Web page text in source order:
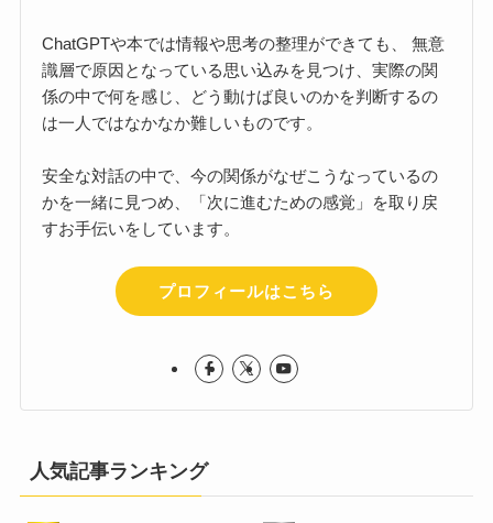
ChatGPTや本では情報や思考の整理ができても、 無意
識層で原因となっている思い込みを見つけ、実際の関
係の中で何を感じ、どう動けば良いのかを判断するの
は一人ではなかなか難しいものです。
安全な対話の中で、今の関係がなぜこうなっているの
かを一緒に見つめ、「次に進むための感覚」を取り戻
すお手伝いをしています。
プロフィールはこちら
人気記事ランキング